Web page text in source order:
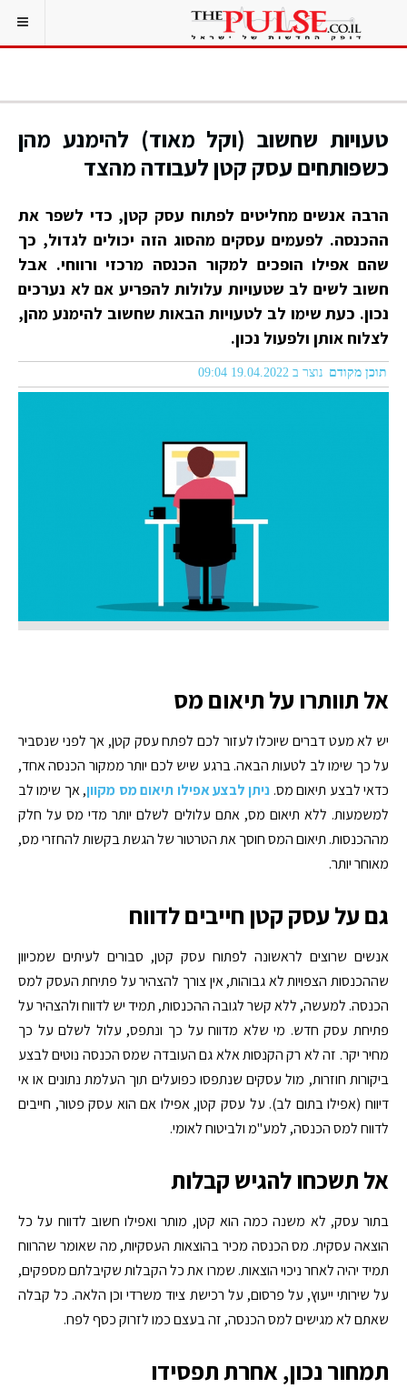
טעויות שחשוב (וקל מאוד) להימנע מהן
כשפותחים עסק קטן לעבודה מהצד
הרבה אנשים מחליטים לפתוח עסק קטן, כדי לשפר את
ההכנסה. לפעמים עסקים מהסוג הזה יכולים לגדול, כך
שהם אפילו הופכים למקור הכנסה מרכזי ורווחי. אבל
חשוב לשים לב שטעויות עלולות להפריע אם לא נערכים
נכון. כעת שימו לב לטעויות הבאות שחשוב להימנע מהן,
לצלוח אותן ולפעול נכון.
תוכן מקודם נוצר ב 19.04.2022 09:04
אל תוותרו על תיאום מס
יש לא מעט דברים שיוכלו לעזור לכם לפתח עסק קטן, אך לפני שנסביר
על כך שימו לב לטעות הבאה. ברגע שיש לכם יותר ממקור הכנסה אחד,
כדאי לבצע תיאום מס. ניתן לבצע אפילו תיאום מס מקוון, אך שימו לב
למשמעות. ללא תיאום מס, אתם עלולים לשלם יותר מדי מס על חלק
מההכנסות. תיאום המס חוסך את הטרטור של הגשת בקשות להחזרי מס,
מאוחר יותר.
גם על עסק קטן חייבים לדווח
אנשים שרוצים לראשונה לפתוח עסק קטן, סבורים לעיתים שמכיוון
שההכנסות הצפויות לא גבוהות, אין צורך להצהיר על פתיחת העסק למס
הכנסה. למעשה, ללא קשר לגובה ההכנסות, תמיד יש לדווח ולהצהיר על
פתיחת עסק חדש. מי שלא מדווח על כך ונתפס, עלול לשלם על כך
מחיר יקר. זה לא רק הקנסות אלא גם העובדה שמס הכנסה נוטים לבצע
ביקורות חוזרות, מול עסקים שנתפסו כפועלים תוך העלמת נתונים או אי
דיווח (אפילו בתום לב). על עסק קטן, אפילו אם הוא עסק פטור, חייבים
לדווח למס הכנסה, למע"מ ולביטוח לאומי.
אל תשכחו להגיש קבלות
בתור עסק, לא משנה כמה הוא קטן, מותר ואפילו חשוב לדווח על כל
הוצאה עסקית. מס הכנסה מכיר בהוצאות העסקיות, מה שאומר שהרווח
תמיד יהיה לאחר ניכוי הוצאות. שמרו את כל הקבלות שקיבלתם מספקים,
על שירותי ייעוץ, על פרסום, על רכישת ציוד משרדי וכן הלאה. כל קבלה
שאתם לא מגישים למס הכנסה, זה בעצם כמו לזרוק כסף לפח.
תמחור נכון, אחרת תפסידו